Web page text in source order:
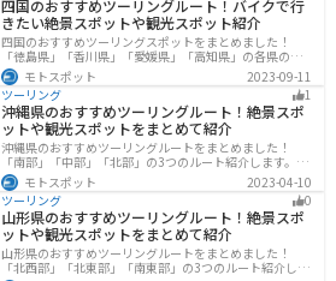
四国のおすすめツーリングルート！バイクで行
きたい絶景スポットや観光スポット紹介
四国のおすすめツーリングスポットをまとめました！
「徳島県」「香川県」「愛媛県」「高知県」の各県の観
光地紹介します。自然豊かな山々や湖、温泉地が点在
し、四季折々の景色を楽しめるスポットが多数ありま
す。バイクで四国にツーリングに行く際は参考にしてく
ださい。
モトスポット
2023-09-11
ツーリング
1
沖縄県のおすすめツーリングルート！絶景スポ
ットや観光スポットをまとめて紹介
沖縄県のおすすめツーリングルートをまとめました！
「南部」「中部」「北部」の3つのルート紹介します。美
しいビーチや歴史と文化に溢れたスポットが多数あり、
様々な楽しみ方ができます。バイクで沖縄県にツーリン
グに行く際は参考にしてください。
モトスポット
2023-04-10
ツーリング
0
山形県のおすすめツーリングルート！絶景スポ
ットや観光スポットをまとめて紹介
山形県のおすすめツーリングルートをまとめました！
「北西部」「北東部」「南東部」の3つのルート紹介しま